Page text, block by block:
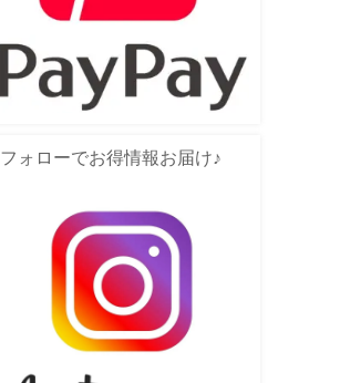
フォローでお得情報お届け♪